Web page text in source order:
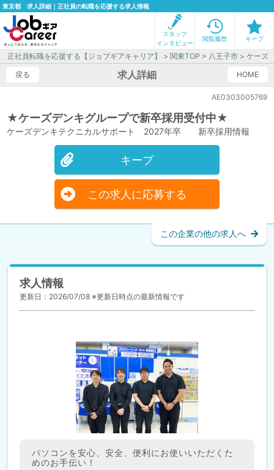
東京都 求人詳細｜正社員の転職を応援する求人情報
スタッフ
インタビュー
閲覧履歴 キープ
正社員転職を応援する【ジョブギアキャリア】 >関東TOP > 八王子市 > ケーズ
戻る
HOME
求人詳細
AE0303005769
★ケーズデンキグループで新卒採用受付中★
ケーズデンキテクニカルサポート 2027年卒 新卒採用情報
キープ
この求人に応募する
この企業の他の求人へ
求人情報
更新日：2026/07/08 ※更新日時点の最新情報です
パソコンを安心、安全、便利にお使いいただくた
めのお手伝い！